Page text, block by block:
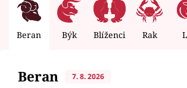
Beran Býk Blíženci Rak
Beran 7. 8. 2026